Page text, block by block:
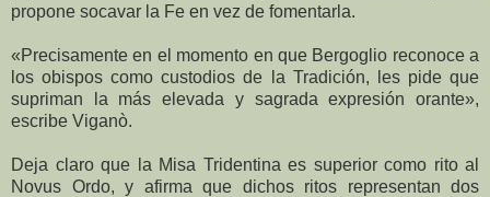
propone socavar la Fe en vez de fomentarla.
«Precisamente en el momento en que Bergoglio reconoce a
los obispos como custodios de la Tradición, les pide que
supriman la más elevada y sagrada expresión orante»,
escribe Viganò.
Deja claro que la Misa Tridentina es superior como rito al
Novus Ordo, y afirma que dichos ritos representan dos